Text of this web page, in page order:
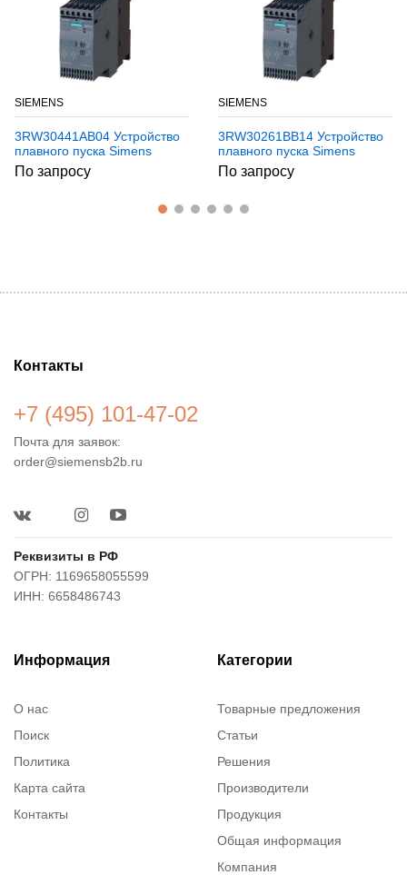
SIEMENS
3RW30441AB04 Устройство
плавного пуска Simens
По запросу
SIEMENS
3RW30261BB14 Устройство
плавного пуска Simens
По запросу
Контакты
+7 (495) 101-47-02
Почта для заявок:
order@siemensb2b.ru
Реквизиты в РФ
ОГРН: 1169658055599
ИНН: 6658486743
Информация
О нас
Поиск
Политика
Карта сайта
Контакты
Категории
Товарные предложения
Статьи
Решения
Производители
Продукция
Общая информация
Компания